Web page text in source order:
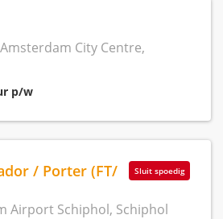
City Centre,
p/w
Sluit spoedig
/ Porter (FT/
Airport Schiphol, Schiphol